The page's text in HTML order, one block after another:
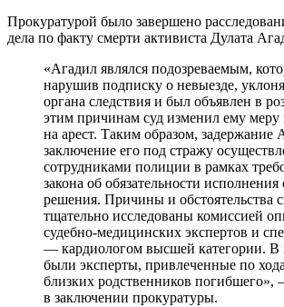
Прокуратурой было завершено
дела по факту смерти активиста Дулата
«Агадил являлся подозреваемым,
нарушив подписку о невыезде,
органа следствия и был объявлен в
этим причинам суд изменил ему меру
на арест. Таким образом, задержание
заключение его под стражу
сотрудниками полиции в рамках
закона об обязательности исполнения
решения. Причины и обстоятельства
тщательно исследованы комиссией
судебно-медицинских экспертов и
— кардиологом высшей категории. В
были эксперты, привлеченные по
близких родственников погибшего»,
в заключении прокуратуры.